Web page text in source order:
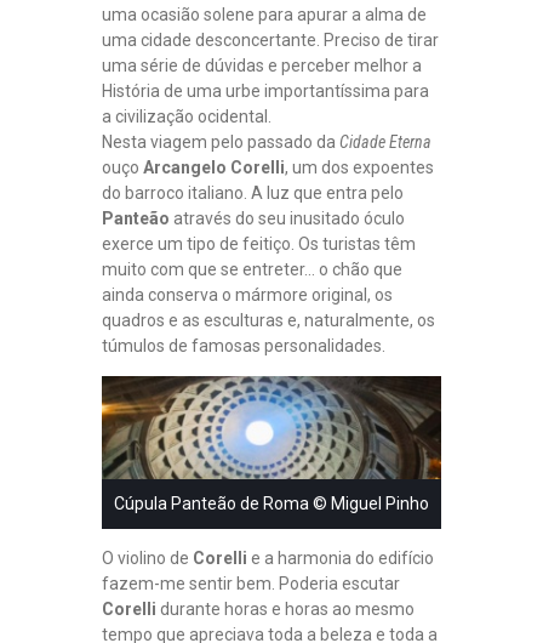
uma ocasião solene para apurar a alma de
uma cidade desconcertante. Preciso de tirar
uma série de dúvidas e perceber melhor a
História de uma urbe importantíssima para
a civilização ocidental.
Nesta viagem pelo passado da Cidade Eterna
ouço Arcangelo Corelli, um dos expoentes
do barroco italiano. A luz que entra pelo
Panteão através do seu inusitado óculo
exerce um tipo de feitiço. Os turistas têm
muito com que se entreter… o chão que
ainda conserva o mármore original, os
quadros e as esculturas e, naturalmente, os
túmulos de famosas personalidades.
Cúpula Panteão de Roma © Miguel Pinho
O violino de Corelli e a harmonia do edifício
fazem-me sentir bem. Poderia escutar
Corelli durante horas e horas ao mesmo
tempo que apreciava toda a beleza e toda a